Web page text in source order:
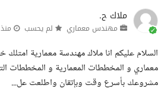
ملاك ح.
مهندس معماري لم يحسب
السلام عليكم انا ملاك مهندسة معمارية امتلك
معماري و المخططات المعمارية و المخططات
مشروعك بأسرع وقت وبإتقان واطلعت عل...